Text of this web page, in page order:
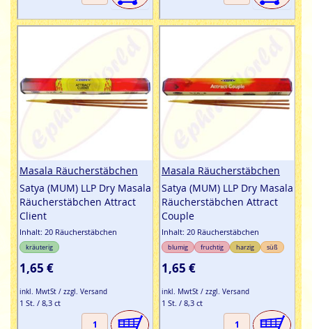
Masala Räucherstäbchen
Satya (MUM) LLP Dry Masala
Räucherstäbchen Attract
Client
Inhalt: 20 Räucherstäbchen
kräuterig
1,65 €
inkl. MwtSt / zzgl. Versand
1 St. / 8,3 ct
Masala Räucherstäbchen
Satya (MUM) LLP Dry Masala
Räucherstäbchen Attract
Couple
Inhalt: 20 Räucherstäbchen
blumig fruchtig harzig süß
1,65 €
inkl. MwtSt / zzgl. Versand
1 St. / 8,3 ct